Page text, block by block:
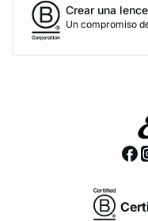
Crear una
Un compromiso